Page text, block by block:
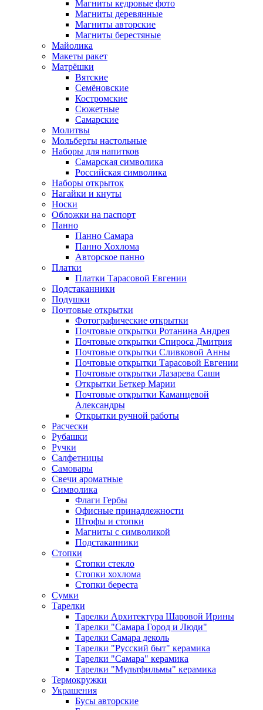
Магниты кедровые фото
Магниты деревянные
Магниты авторские
Магниты берестяные
Майолика
Макеты ракет
Матрёшки
Вятские
Семёновские
Костромские
Сюжетные
Самарские
Молитвы
Мольберты настольные
Наборы для напитков
Самарская символика
Российская символика
Наборы открыток
Нагайки и кнуты
Носки
Обложки на паспорт
Панно
Панно Самара
Панно Хохлома
Авторское панно
Платки
Платки Тарасовой Евгении
Подстаканники
Подушки
Почтовые открытки
Фотографические открытки
Почтовые открытки Ротанина Андрея
Почтовые открытки Спироса Дмитрия
Почтовые открытки Сливковой Анны
Почтовые открытки Тарасовой Евгении
Почтовые открытки Лазарева Саши
Открытки Беткер Марии
Почтовые открытки Каманцевой
Александры
Открытки ручной работы
Расчески
Рубашки
Ручки
Салфетницы
Самовары
Свечи ароматные
Символика
Флаги Гербы
Офисные принадлежности
Штофы и стопки
Магниты с символикой
Подстаканники
Стопки
Стопки стекло
Стопки хохлома
Стопки береста
Сумки
Тарелки
Тарелки Архитектура Шаровой Ирины
Тарелки "Самара Город и Люди"
Тарелки Самара деколь
Тарелки "Русский быт" керамика
Тарелки "Самара" керамика
Тарелки "Мультфильмы" керамика
Термокружки
Украшения
Бусы авторские